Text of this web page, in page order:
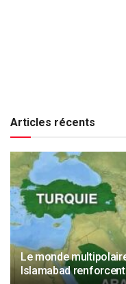
Articles récents
Le monde
Islamabad